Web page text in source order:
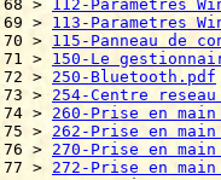
68 > 112-Parametres
69 > 113-Parametres
70 > 115-Panneau de
71 > 150-Le
72 > 250-Bluetooth.pdf
73 > 254-Centre
74 > 260-Prise en
75 > 262-Prise en
76 > 270-Prise en
77 > 272-Prise en